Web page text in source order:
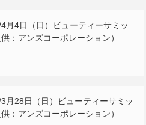
月4日（日）ビューティーサミッ
：アンズコーポレーション）
月28日（日）ビューティーサミッ
：アンズコーポレーション）